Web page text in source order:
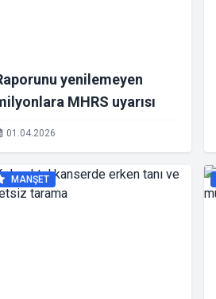
yenilemeyen
MHRS uyarısı
01.04.2026
MANŞET